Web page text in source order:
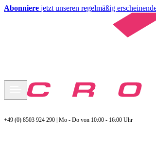
Abonniere jetzt unseren regelmäßig
+49 (0) 8503 924 290 | Mo - Do von 10:00 - 16:00 Uhr